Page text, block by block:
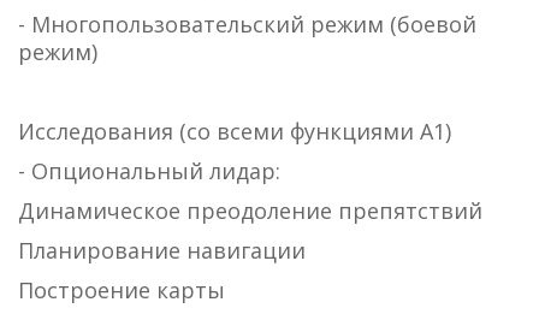
- Многопользовательский режим (боевой
режим)
Исследования (со всеми функциями А1)
- Опциональный лидар:
Динамическое преодоление препятствий
Планирование навигации
Построение карты